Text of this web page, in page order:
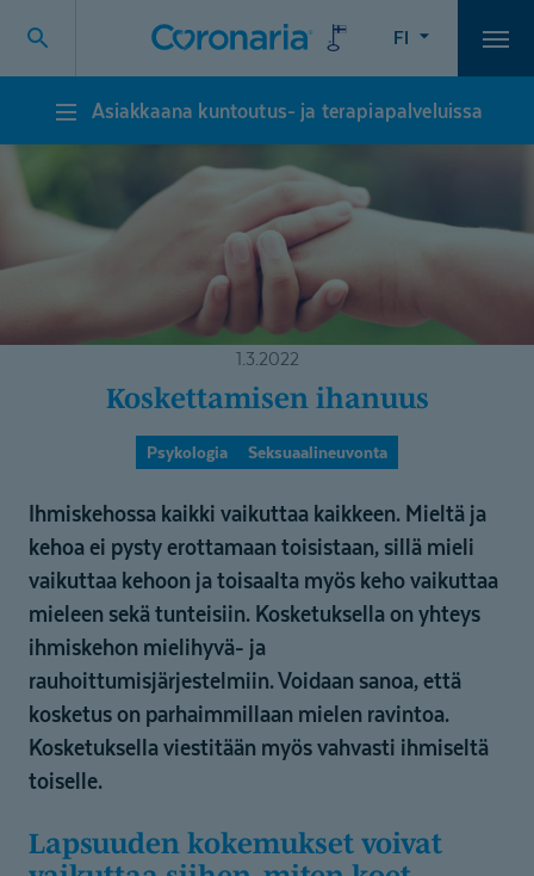
FI
Asiakkaana
kuntoutus-
Asiakkaana kuntoutus- ja terapiapalveluissa
1.3.2022
Koskettamisen ihanuus
Psykologia Seksuaalineuvonta
Ihmiskehossa kaikki vaikuttaa kaikkeen. Mieltä ja
kehoa ei pysty erottamaan toisistaan, sillä mieli
vaikuttaa kehoon ja toisaalta myös keho vaikuttaa
mieleen sekä tunteisiin. Kosketuksella on yhteys
ihmiskehon mielihyvä- ja
rauhoittumisjärjestelmiin. Voidaan sanoa, että
kosketus on parhaimmillaan mielen ravintoa.
Kosketuksella viestitään myös vahvasti ihmiseltä
toiselle.
Lapsuuden kokemukset voivat